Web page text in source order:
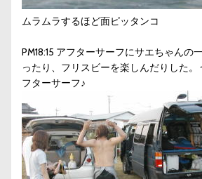
ムラムラするほど面ピッタンコ
PM18:15 アフターサーフにサエちゃんの
ったり、フリスビーを楽しんだりした
フターサーフ♪